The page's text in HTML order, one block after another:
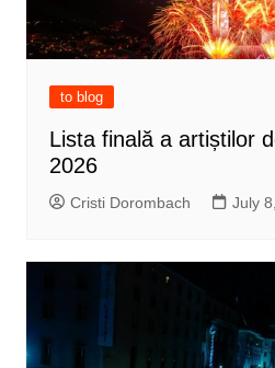
to blog
Lista finală a artiștilor
2026
Cristi Dorombach July